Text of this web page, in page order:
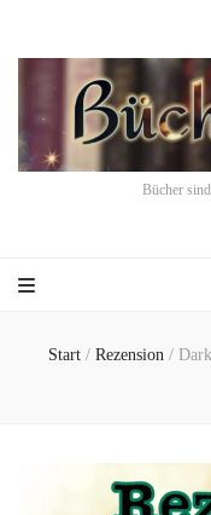
Bücher
Start / Rezension /